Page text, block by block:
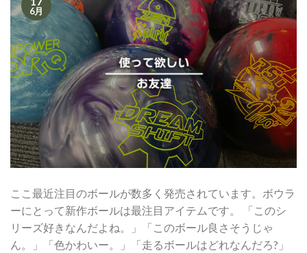
6月
ここ最近注目のボールが数多く発売されています。ボウラ
ーにとって新作ボールは最注目アイテムです。 「このシ
リーズ好きなんだよね。」「このボール良さそうじゃ
ん。」「色かわいー。」「走るボールはどれなんだろ?」